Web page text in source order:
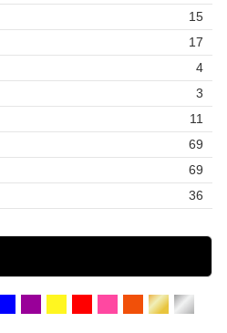
15
17
4
3
11
69
69
36